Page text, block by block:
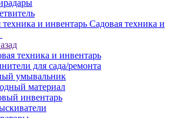
Садовая техника и
техника и инвентарь
для сада/ремонта
умывальник
материал
инвентарь